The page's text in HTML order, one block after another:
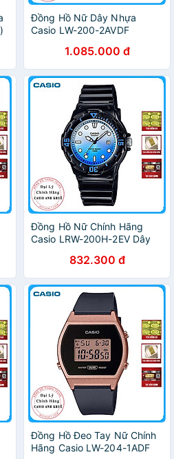
Đồng Hồ Nữ Dây Nhựa
Casio LW-200-2AVDF
1.085.000 đ
Đồng Hồ Nữ Chính Hãng
Casio LRW-200H-2EV Dây
832.300 đ
Đồng Hồ Đeo Tay Nữ Chính
Hãng Casio LW-204-1ADF